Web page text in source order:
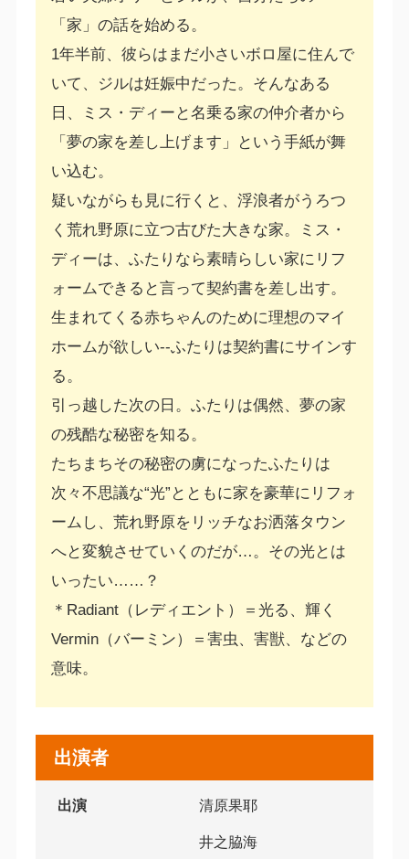
「家」の話を始める。
1年半前、彼らはまだ小さいボロ屋に住んで
いて、ジルは妊娠中だった。そんなある
日、ミス・ディーと名乗る家の仲介者から
「夢の家を差し上げます」という手紙が舞
い込む。
疑いながらも見に行くと、浮浪者がうろつ
く荒れ野原に立つ古びた大きな家。ミス・
ディーは、ふたりなら素晴らしい家にリフ
ォームできると言って契約書を差し出す。
生まれてくる赤ちゃんのために理想のマイ
ホームが欲しい--ふたりは契約書にサインす
る。
引っ越した次の日。ふたりは偶然、夢の家
の残酷な秘密を知る。
たちまちその秘密の虜になったふたりは
次々不思議な“光”とともに家を豪華にリフォ
ームし、荒れ野原をリッチなお洒落タウン
へと変貌させていくのだが…。その光とは
いったい……？
＊Radiant（レディエント）＝光る、輝く
Vermin（バーミン）＝害虫、害獣、などの
意味。
出演者
出演 清原果耶
井之脇海